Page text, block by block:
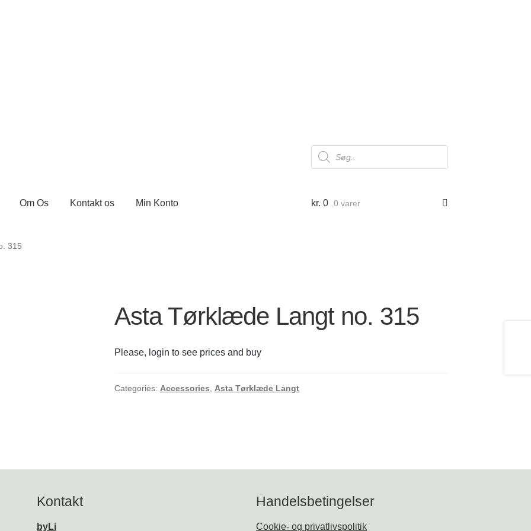
Products
search
Om Os Kontakt os Min Konto
os
kr. 0 0 varer
315
Asta Tørklæde Langt no. 315
Please, login to see prices and buy
Categories: Accessories Asta Tørklæde Langt
Kontakt
byLi
Handelsbetingelser
Cookie- og privatlivspolitik